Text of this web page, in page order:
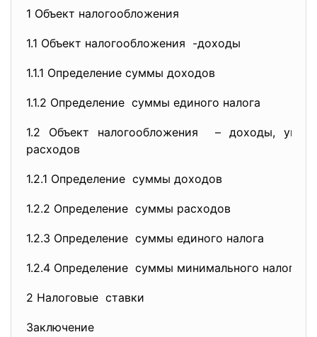
1 Объект налогообложения
1.1 Объект налогообложения -доходы
1.1.1 Определение суммы доходов
1.1.2 Определение суммы единого налога
1.2 Объект налогообложения – доходы,
расходов
1.2.1 Определение суммы доходов
1.2.2 Определение суммы расходов
1.2.3 Определение суммы единого налога
1.2.4 Определение суммы минимального налога
2 Налоговые ставки
Заключение